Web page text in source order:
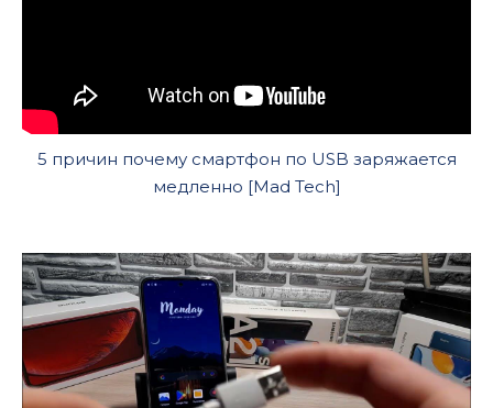
5 причин почему смартфон по USB заряжается
медленно [Mad Tech]